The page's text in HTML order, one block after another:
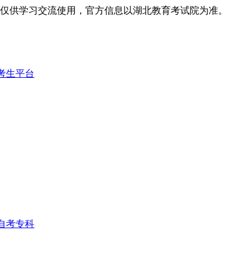
供学习交流使用，官方信息以湖北教育考试院为准。
生平台
考专科